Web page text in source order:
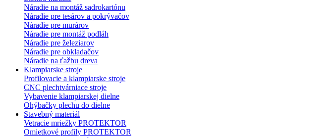
Náradie na montáž sadrokartónu
Náradie pre tesárov a pokrývačov
Náradie pre murárov
Náradie pre montáž podláh
Náradie pre železiarov
Náradie pre obkladačov
Náradie na ťažbu dreva
Klampiarske stroje
Profilovacie a klampiarske stroje
CNC plechtvárniace stroje
Vybavenie klampiarskej dielne
Ohýbačky plechu do dielne
Stavebný materiál
Vetracie mriežky PROTEKTOR
Omietkové profily PROTEKTOR